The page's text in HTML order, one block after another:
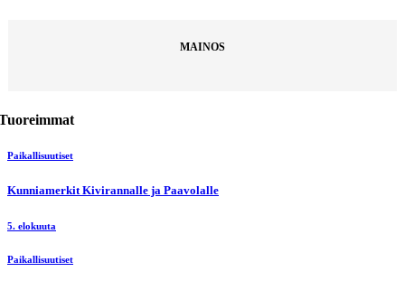
MAINOS
Paikallisuutiset
Kunniamerkit Kivirannalle ja Paavolalle
5. elokuuta
Paikallisuutiset